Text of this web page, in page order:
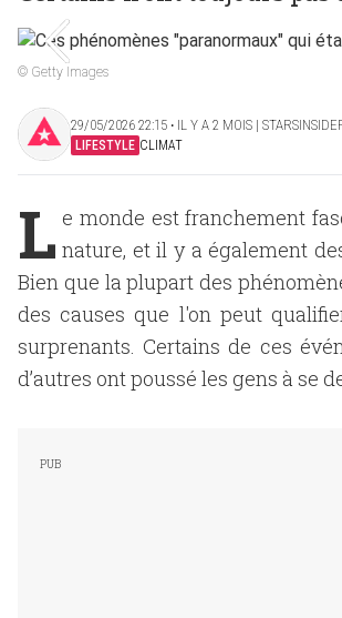
© Getty Images
29/05/2026 22:15 ‧ IL Y A 2 MOIS |
LIFESTYLE CLIMAT
L e monde est franchement
nature, et il y a également
Bien que la plupart des
des causes que l'on peut
surprenants. Certains de ces
d’autres ont poussé les gens à se